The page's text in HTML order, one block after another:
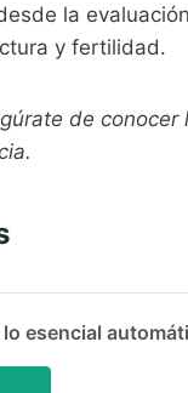
la
y fertilidad.
de conocer
lo esencial